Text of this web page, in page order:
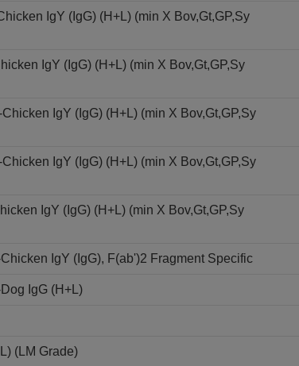
IgY (IgG) (H+L) (min X Bov,Gt,GP,Sy
IgY (IgG) (H+L) (min X Bov,Gt,GP,Sy
IgY (IgG) (H+L) (min X Bov,Gt,GP,Sy
IgY (IgG) (H+L) (min X Bov,Gt,GP,Sy
IgY (IgG) (H+L) (min X Bov,Gt,GP,Sy
IgY (IgG), F(ab')2 Fragment Specific
IgG (H+L)
(LM Grade)